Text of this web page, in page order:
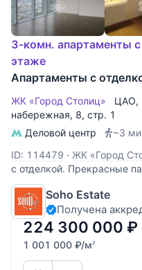
3-комн. апартаменты
этаже
Апартаменты с
ЖК «Город Столиц» ЦАО,
набережная, 8, стр. 1
Деловой центр
~3
ID: 114479 · ЖК «Город
с отделкой. Прекрасные
самом сердце столицы
инновационный проект –
объединяющий удобство
неповторимый
Soho Estate
Получена
224 300 000 ₽
1 001 000 ₽/м2